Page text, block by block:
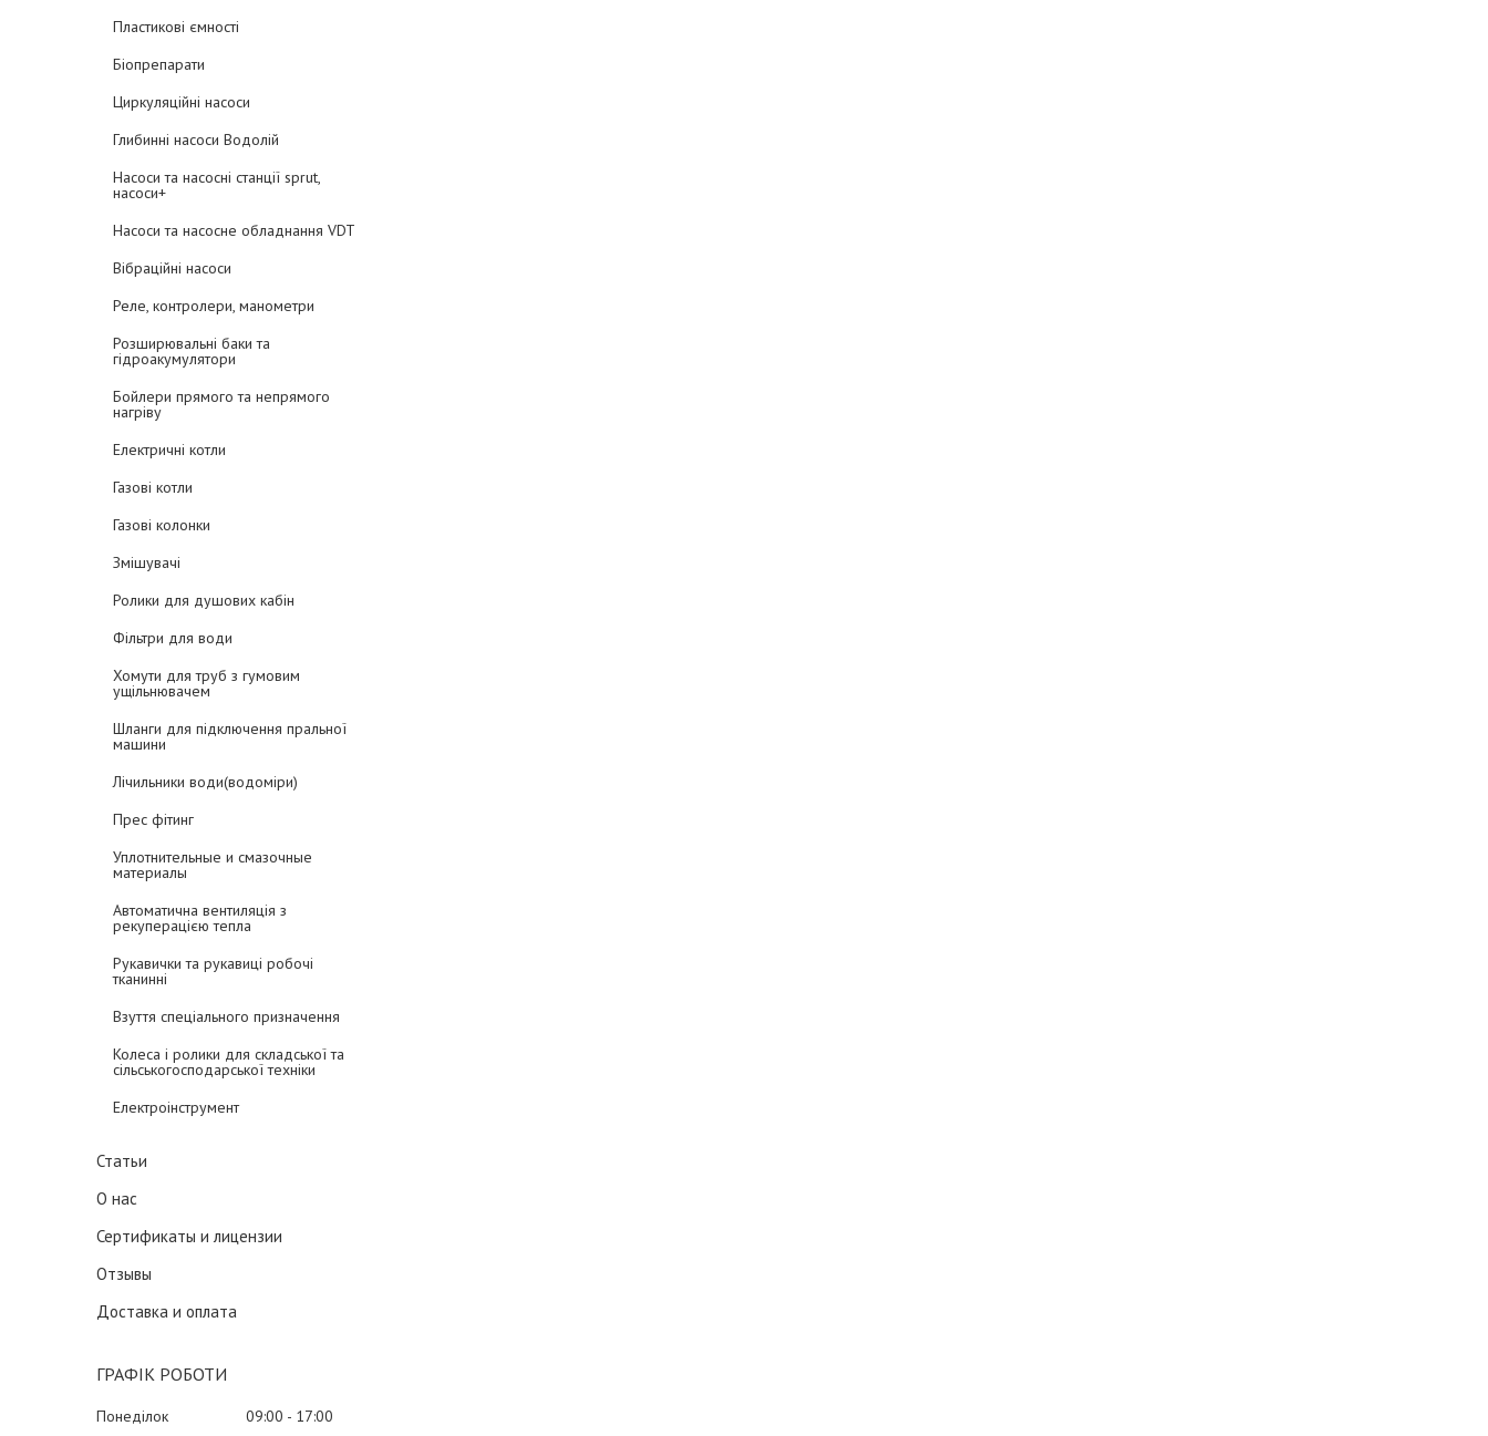
Пластикові ємності
Біопрепарати
Циркуляційні насоси
Глибинні насоси Водолій
Насоси та насосні станції sprut,
насоси+
Насоси та насосне обладнання VDT
Вібраційні насоси
Реле, контролери, манометри
Розширювальні баки та
гідроакумулятори
Бойлери прямого та непрямого
нагріву
Електричні котли
Газові котли
Газові колонки
Змішувачі
Ролики для душових кабін
Фільтри для води
Хомути для труб з гумовим
ущільнювачем
Шланги для підключення пральної
машини
Лічильники води(водоміри)
Прес фітинг
Уплотнительные и смазочные
материалы
Автоматична вентиляція з
рекуперацією тепла
Рукавички та рукавиці робочі
тканинні
Взуття спеціального призначення
Колеса і ролики для складської та
сільськогосподарської техніки
Електроінструмент
Статьи
О нас
Сертификаты и лицензии
Отзывы
Доставка и оплата
ГРАФІК РОБОТИ
Понеділок 09:00
17:00